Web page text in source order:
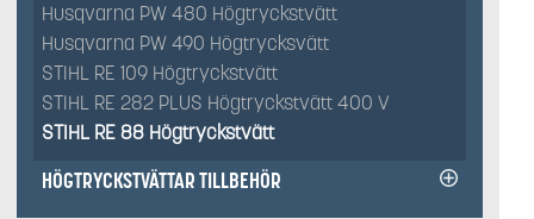
Husqvarna PW 480 Högtryckstvätt
Husqvarna PW 490 Högtrycksvätt
STIHL RE 109 Högtryckstvätt
STIHL RE 282 PLUS Högtryckstvätt 400 V
STIHL RE 88 Högtryckstvätt
HÖGTRYCKSTVÄTTAR TILLBEHÖR